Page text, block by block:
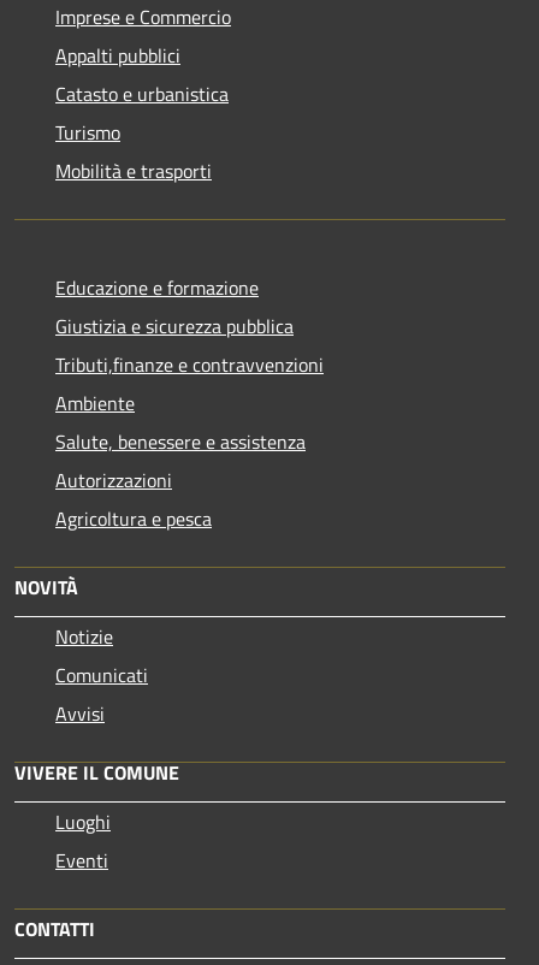
Imprese e Commercio
Appalti pubblici
Catasto e urbanistica
Turismo
Mobilità e trasporti
Educazione e formazione
Giustizia e sicurezza pubblica
Tributi,finanze e contravvenzioni
Ambiente
Salute, benessere e assistenza
Autorizzazioni
Agricoltura e pesca
NOVITÀ
Notizie
Comunicati
Avvisi
VIVERE IL COMUNE
Luoghi
Eventi
CONTATTI